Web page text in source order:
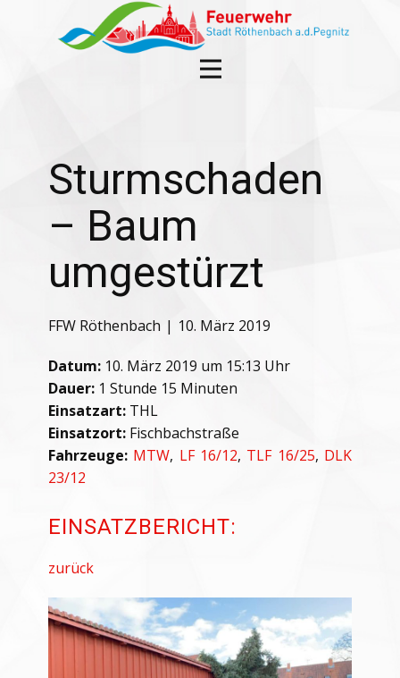
Sturmschaden
– Baum
umgestürzt
FFW Röthenbach 10. März 2019
Datum: 10. März 2019 um 15:13 Uhr
Dauer: 1 Stunde 15 Minuten
Einsatzart: THL
Einsatzort: Fischbachstraße
Fahrzeuge: MTW, LF 16/12, TLF 16/25, DLK
23/12
EINSATZBERICHT:
zurück